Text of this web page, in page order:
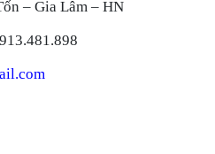
– Gia Lâm – HN